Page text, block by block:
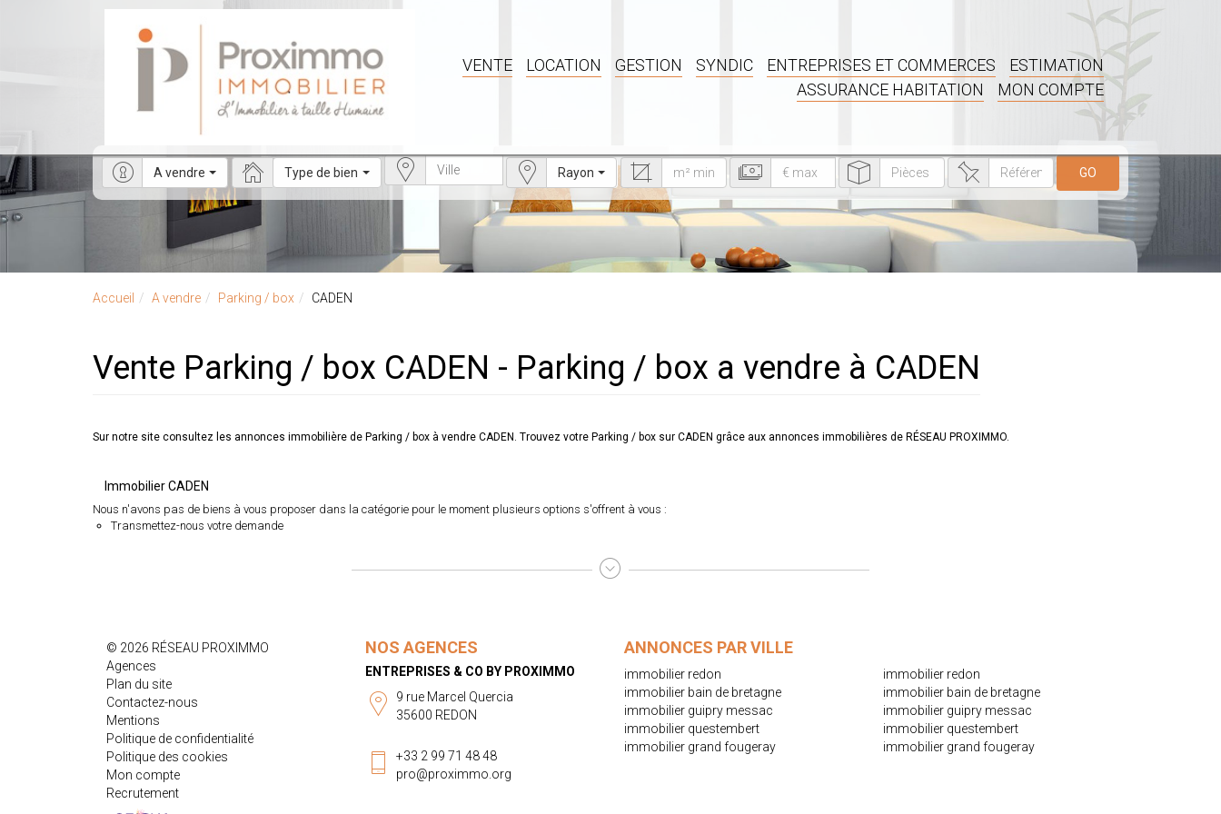
VENTE LOCATION GESTION SYNDIC ENTREPRISES ET COMMERCES
ESTIMATION
ASSURANCE HABITATION
MON COMPTE
A vendre Type de bien Rayon GO
Accueil A vendre Parking / box CADEN
Vente Parking / box CADEN - Parking / box a vendre à CADEN
Sur notre site consultez les annonces immobilière de Parking / box à vendre CADEN. Trouvez votre Parking / box sur CADEN grâce aux annonces immobilières de RÉSEAU PROXIMMO.
Immobilier CADEN
Nous n'avons pas de biens à vous proposer dans la catégorie pour le moment plusieurs options s'offrent à vous :
Transmettez-nous votre demande
© 2026 RÉSEAU PROXIMMO
Agences
Plan du site
Contactez-nous
Mentions
Politique de confidentialité
Politique des cookies
Mon compte
Recrutement
NOS AGENCES
ENTREPRISES & CO BY PROXIMMO
9 rue Marcel Quercia
35600 REDON
+33 2 99 71 48 48
pro@proximmo.org
ANNONCES PAR VILLE
immobilier redon
immobilier bain de bretagne
immobilier guipry messac
immobilier questembert
immobilier grand fougeray
immobilier redon
immobilier bain de bretagne
immobilier guipry messac
immobilier questembert
immobilier grand fougeray